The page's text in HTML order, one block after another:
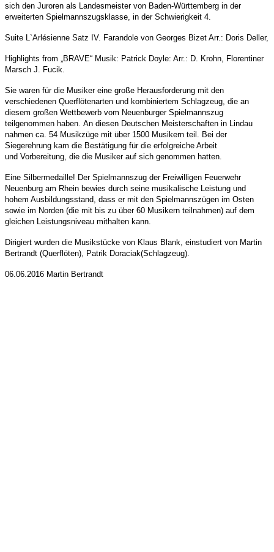
sich den Juroren als Landesmeister von Baden-Württemberg in der
erweiterten Spielmannszugsklasse, in der Schwierigkeit 4.
Suite L`Arlésienne Satz IV. Farandole von Georges Bizet Arr.: Doris Deller,
Highlights from
„BRAVE“ Musik: Patrick Doyle: Arr.: D. Krohn, Florentiner
Marsch J. Fucik.
Sie waren für die Musiker eine große Herausforderung mit den
verschiedenen Querflötenarten und kombiniertem Schlagzeug, die an
diesem großen Wettbewerb vom Neuenburger Spielmannszug
teilgenommen haben. An diesen Deutschen Meisterschaften in Lindau
nahmen ca. 54 Musikzüge mit über 1500 Musikern teil.
Bei der
Siegerehrung kam die Bestätigung für die erfolgreiche Arbeit
und Vorbereitung, die die Musiker auf sich genommen hatten.
Eine Silbermedaille! Der Spielmannszug der Freiwilligen Feuerwehr
Neuenburg am Rhein bewies durch seine musikalische Leistung und
hohem Ausbildungsstand, dass er mit den Spielmannszügen im Osten
sowie im Norden (die mit bis zu über 60 Musikern teilnahmen) auf dem
gleichen Leistungsniveau mithalten kann.
Dirigiert wurden die Musikstücke von Klaus Blank, einstudiert von Martin
Bertrandt (Querflöten), Patrik Doraciak(Schlagzeug).
06.06.2016 Martin Bertrandt